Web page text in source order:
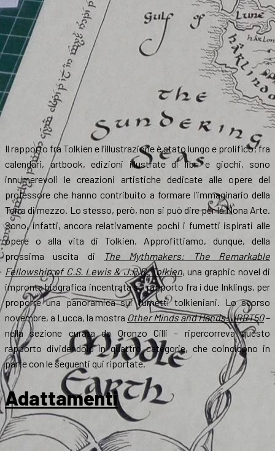
settembre
Il rapporto fra Tolkien e l’illustrazione è stato lungo e prolifico; fra
calendari, artbook, edizioni illustrate di libri e giochi, sono
innumerevoli le creazioni artistiche dedicate alle opere del
professore che hanno contribuito a formare l’immaginario della
Terra di mezzo. Lo stesso, però, non si può dire per la Nona Arte.
Sono, infatti, ancora relativamente pochi i fumetti ispirati alle
opere o alla vita di Tolkien. Approfittiamo, dunque, della
prossima uscita di
The Mythmakers: The Remarkable
Fellowship of C.S. Lewis & J.R.R. Tolkien, una graphic novel di
impronta biografica incentrata sul rapporto fra i due Inklings, per
proporre una panoramica sui fumetti tolkieniani. Lo scorso
novembre, a Lucca, la mostra Other Minds and Hands: JRRT50–
nella sezione curata da Oronzo Cilli – ripercorreva questo
rapporto dividendolo in quattro categorie, che coincidono in
parte con le seguenti qui riportate.
Adattamenti